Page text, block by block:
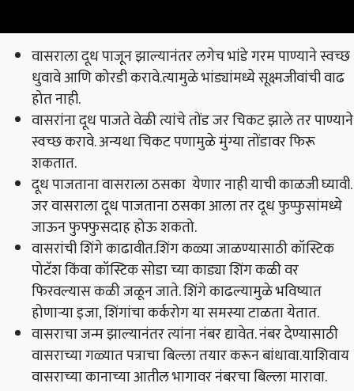
वासराला दूध पाजून झाल्यानंतर लगेच भांडे गरम पाण्याने स्वच्छ
धुवावे आणि कोरडी करावे.त्यामुळे भांड्यांमध्ये सूक्ष्मजीवांची वाढ
होत नाही.
वासरांना दूध पाजते वेळी त्यांचे तोंड जर चिकट झाले तर पाण्याने
स्वच्छ करावे. अन्यथा चिकट पणामुळे मुंग्या तोंडावर फिरू
शकतात.
दूध पाजताना वासराला ठसका येणार नाही याची काळजी घ्यावी.
जर वासराला दूध पाजताना ठसका आला तर दूध फुप्फुसांमध्ये
जाऊन फुफ्फुसदाह होऊ शकतो.
वासरांची शिंगे काढावीत.शिंग कळ्या जाळण्यासाठी कॉस्टिक
पोटॅश किंवा कॉस्टिक सोडा च्या काड्या शिंग कळी वर
फिरवल्यास कळी जळून जाते. शिंगे काढल्यामुळे भविष्यात
होणाऱ्या इजा, शिंगांचा कर्करोग या समस्या टाळता येतात.
वासराचा जन्म झाल्यानंतर त्यांना नंबर द्यावेत. नंबर देण्यासाठी
वासराच्या गळ्यात पत्राचा बिल्ला तयार करून बांधावा.याशिवाय
वासराच्या कानाच्या आतील भागावर नंबरचा बिल्ला मारावा.